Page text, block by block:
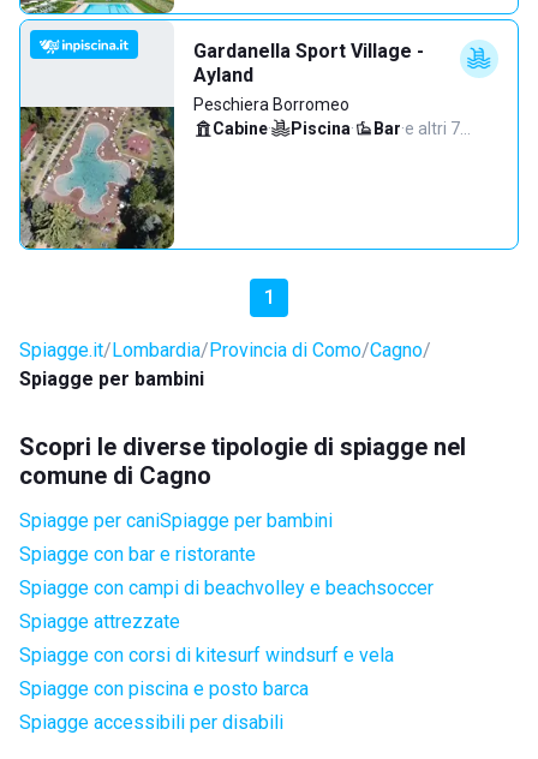
Gardanella Sport Village -
Ayland
Peschiera Borromeo
Cabine· Piscina· Bar·e altri 7…
1
Spiagge.it Lombardia Provincia di Como Cagno
Spiagge per bambini
Scopri le diverse tipologie di spiagge nel
comune di Cagno
Spiagge per caniSpiagge per bambini
Spiagge con bar e ristorante
Spiagge con campi di beachvolley e beachsoccer
Spiagge attrezzate
Spiagge con corsi di kitesurf windsurf e vela
Spiagge con piscina e posto barca
Spiagge accessibili per disabili